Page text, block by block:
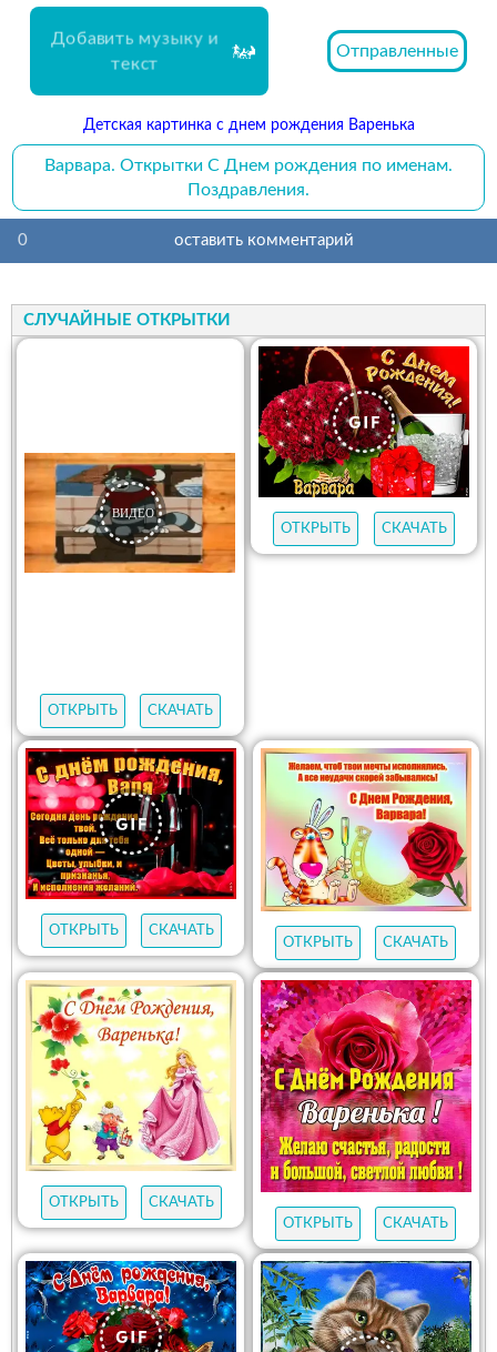
Добавить музыку и
текст
Отправленные
Детская картинка с днем рождения Варенька
Варвара. Открытки С Днем рождения по именам.
Поздравления.
0 оставить комментарий
СЛУЧАЙНЫЕ ОТКРЫТКИ
ОТКРЫТЬ СКАЧАТЬ
ОТКРЫТЬ СКАЧАТЬ
ОТКРЫТЬ
СКАЧАТЬ
ОТКРЫТЬ
СКАЧАТЬ
ОТКРЫТЬ
СКАЧАТЬ
ОТКРЫТЬ
СКАЧАТЬ